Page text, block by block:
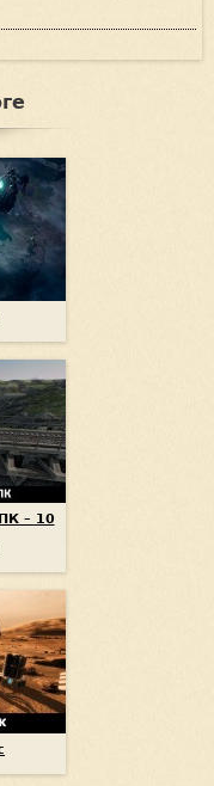
– 10